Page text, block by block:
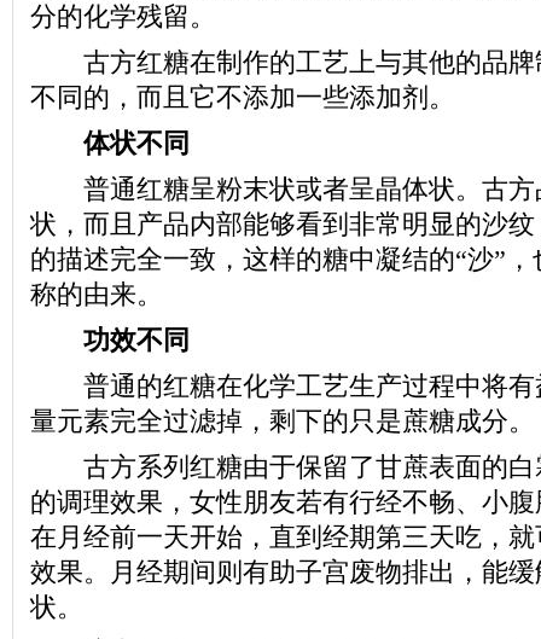
分的化学残留。
古方红糖在制作的工艺上与其他的品牌
不同的，而且它不添加一些添加剂。
体状不同
普通红糖呈粉末状或者呈晶体状。古方
状，而且产品内部能够看到非常明显的沙
的描述完全一致，这样的糖中凝结的“沙”，
称的由来。
功效不同
普通的红糖在化学工艺生产过程中将有
量元素完全过滤掉，剩下的只是蔗糖成分。
古方系列红糖由于保留了甘蔗表面的白
的调理效果，女性朋友若有行经不畅、小
在月经前一天开始，直到经期第三天吃，
效果。月经期间则有助子宫废物排出，能
状。